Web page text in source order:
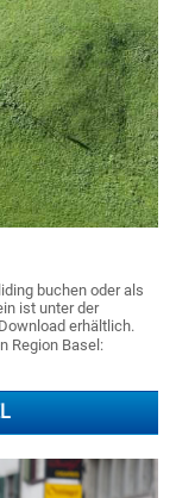
buchen oder als
ist unter der
erhältlich.
Region Basel: